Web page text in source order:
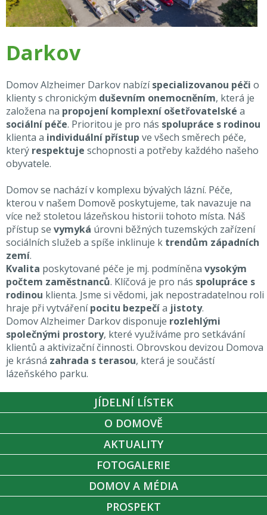
Darkov
Domov Alzheimer Darkov nabízíspecializovanou péči o
klienty s chronickým duševním onemocněním, která je
založena na propojení komplexní ošetřovatelské a
sociální péče. Prioritou je pro nás spolupráce s rodinou
klienta a individuální přístup ve všech směrech péče,
který respektuje schopnosti a potřeby každého našeho
obyvatele.
Domov se nachází v komplexu bývalých lázní. Péče,
kterou v našem Domově poskytujeme, tak navazuje na
více než stoletou lázeňskou historii tohoto místa. Náš
přístup se vymyká úrovni běžných tuzemských zařízení
sociálních služeb a spíše inklinuje k trendům západních
zemí.
Kvalita poskytované péče je mj. podmíněna vysokým
počtem zaměstnanců. Klíčová je pro nás spolupráce s
rodinou klienta. Jsme si vědomi, jak nepostradatelnou roli
hraje při vytvářenípocitu bezpečía jistoty.
Domov Alzheimer Darkov disponuje rozlehlými
společnými prostory, které využíváme pro setkávání
klientů a aktivizační činnosti. Obrovskou devizou Domova
je krásná zahrada s terasou, která je součástí
lázeňského parku.
JÍDELNÍ LÍSTEK
O DOMOVĚ
AKTUALITY
FOTOGALERIE
DOMOV A MÉDIA
PROSPEKT